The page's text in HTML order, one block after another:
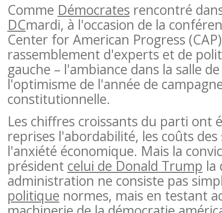
Comme Démocratesrencontré
DCmardi, à l'occasion de la
Center for American Progress
rassemblement d'experts et de
gauche – l'ambiance dans la salle
l'optimisme de l'année de
constitutionnelle.
Les chiffres croissants du parti ont
reprises l'abordabilité, les coûts
l'anxiété économique. Mais la
président celui de Donald Trump la
administration ne consiste pas
politique normes, mais en testant